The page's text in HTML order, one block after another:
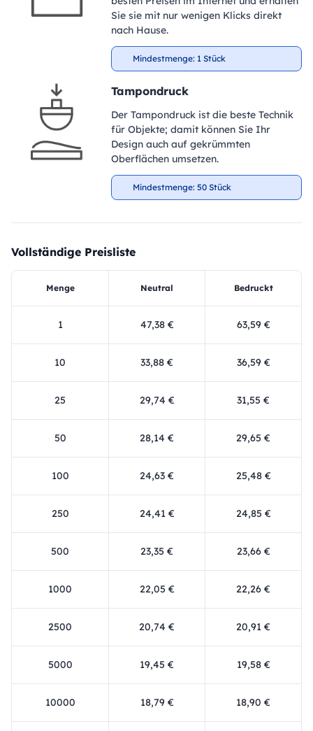
Sie sie mit nur wenigen Klicks direkt
nach Hause.
Mindestmenge: 1 Stück
Tampondruck
Der Tampondruck ist die beste Technik
für Objekte; damit können Sie Ihr
Design auch auf gekrümmten
Oberflächen umsetzen.
Mindestmenge: 50 Stück
Vollständige Preisliste
Menge Neutral Bedruckt
1 47,38 € 63,59 €
10 33,88 € 36,59 €
25 29,74 € 31,55 €
50 28,14 € 29,65 €
100 24,63 € 25,48 €
250 24,41 € 24,85 €
500 23,35 € 23,66 €
1000 22,05 € 22,26 €
2500 20,74 € 20,91 €
5000 19,45 € 19,58 €
10000 18,79 € 18,90 €